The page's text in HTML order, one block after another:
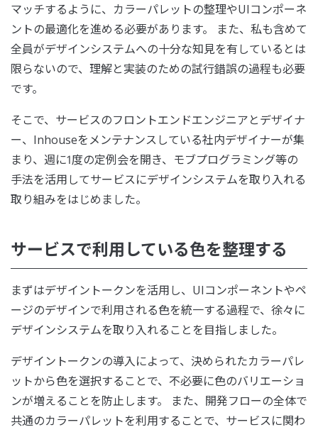
マッチするように、カラーパレットの整理やUIコンポーネ
ントの最適化を進める必要があります。 また、私も含めて
全員がデザインシステムへの十分な知見を有しているとは
限らないので、理解と実装のための試行錯誤の過程も必要
です。
そこで、サービスのフロントエンドエンジニアとデザイナ
ー、Inhouseをメンテナンスしている社内デザイナーが集
まり、週に1度の定例会を開き、モブプログラミング等の
手法を活用してサービスにデザインシステムを取り入れる
取り組みをはじめました。
サービスで利用している色を整理する
まずはデザイントークンを活用し、UIコンポーネントやペ
ージのデザインで利用される色を統一する過程で、徐々に
デザインシステムを取り入れることを目指しました。
デザイントークンの導入によって、決められたカラーパレ
ットから色を選択することで、不必要に色のバリエーショ
ンが増えることを防止します。 また、開発フローの全体で
共通のカラーパレットを利用することで、サービスに関わ